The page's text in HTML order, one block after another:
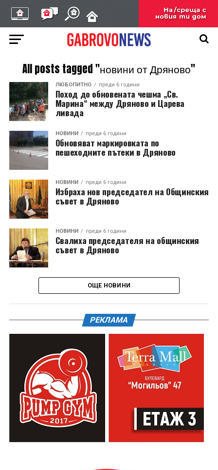
All posts tagged "новини от Дряново"
ЛЮБОПИТНО преди 6 години
Поход до обновената чешма „Св.
Марина“ между Дряново и Царева
ливада
НОВИНИ преди 6 години
Обновяват маркировката по
пешеходните пътеки в Дряново
НОВИНИ преди 6 години
Избраха нов председател на Общинския
съвет в Дряново
НОВИНИ преди 6 години
Свалиха председателя на общинския
съвет в Дряново
ОЩЕ НОВИНИ
РЕКЛАМА